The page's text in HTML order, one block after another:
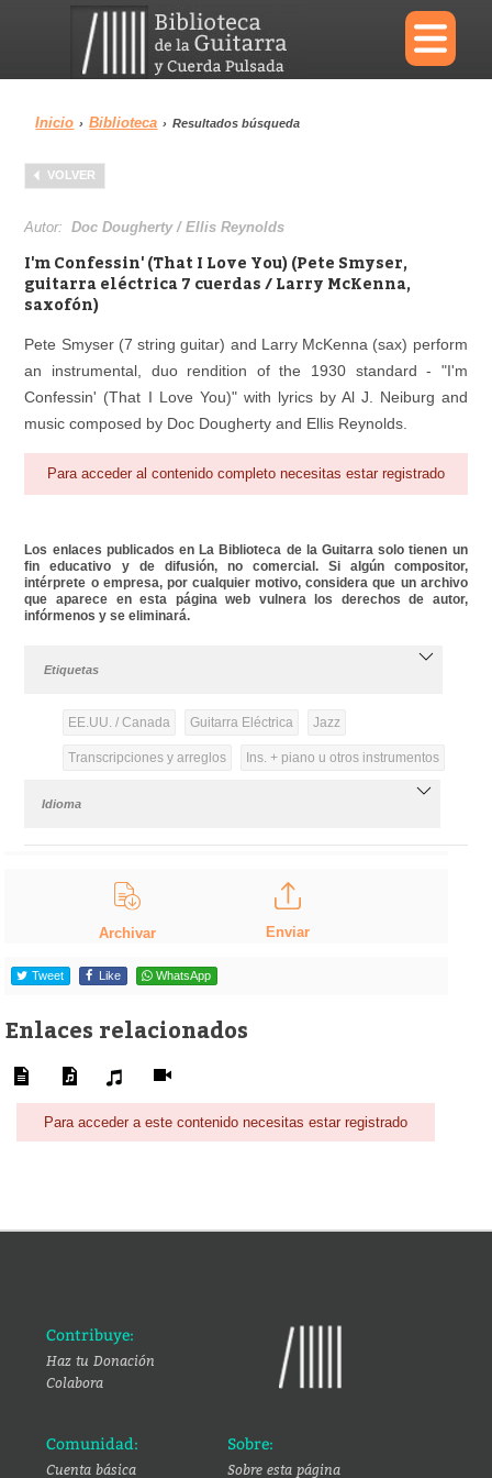
×
Menu
Biblioteca
Área personal Reproductor
Inicio › Biblioteca › Resultados búsqueda
VOLVER
Autor:Doc Dougherty / Ellis Reynolds
I'm Confessin' (That I Love You) (Pete Smyser,
guitarra eléctrica 7 cuerdas / Larry McKenna,
saxofón)
Pete Smyser (7 string guitar) and Larry McKenna (sax) perform
an instrumental, duo rendition of the 1930 standard - "I'm
Confessin' (That I Love You)" with lyrics by Al J. Neiburg and
music composed by Doc Dougherty and Ellis Reynolds.
Para acceder al contenido completo necesitas estar registrado
Los enlaces publicados en La Biblioteca de la Guitarra solo tienen un
fin educativo y de difusión, no comercial. Si algún compositor,
intérprete o empresa, por cualquier motivo, considera que un archivo
que aparece en esta página web vulnera los derechos de autor,
infórmenos y se eliminará.
Etiquetas
EE.UU. / Canada Guitarra Eléctrica Jazz
Transcripciones y arreglos Ins. + piano u otros instrumentos
Idioma
Archivar Enviar
Tweet Like WhatsApp
Enlaces relacionados
Para acceder a este contenido necesitas estar registrado
Contribuye:
Haz tu Donación
Colabora
Comunidad:
Cuenta básica
Sobre:
Sobre esta página